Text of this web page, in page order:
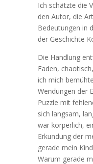
Ich schätzte die
den Autor, die
Bedeutungen in
der Geschichte
Die Handlung
Faden,
ich mich
Wendungen der
Puzzle mit
sich langsam,
war körperlich,
Erkundung der
gerade mein
Warum gerade